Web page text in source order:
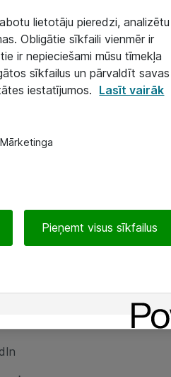
lietotāju pieredzi, analizētu
Obligātie sīkfaili vienmēr ir
ir nepieciešami mūsu tīmekļa
sīkfailus un pārvaldīt savas
iestatījumos. Lasīt vairāk
Mārketinga
Pieņemt visus sīkfailus